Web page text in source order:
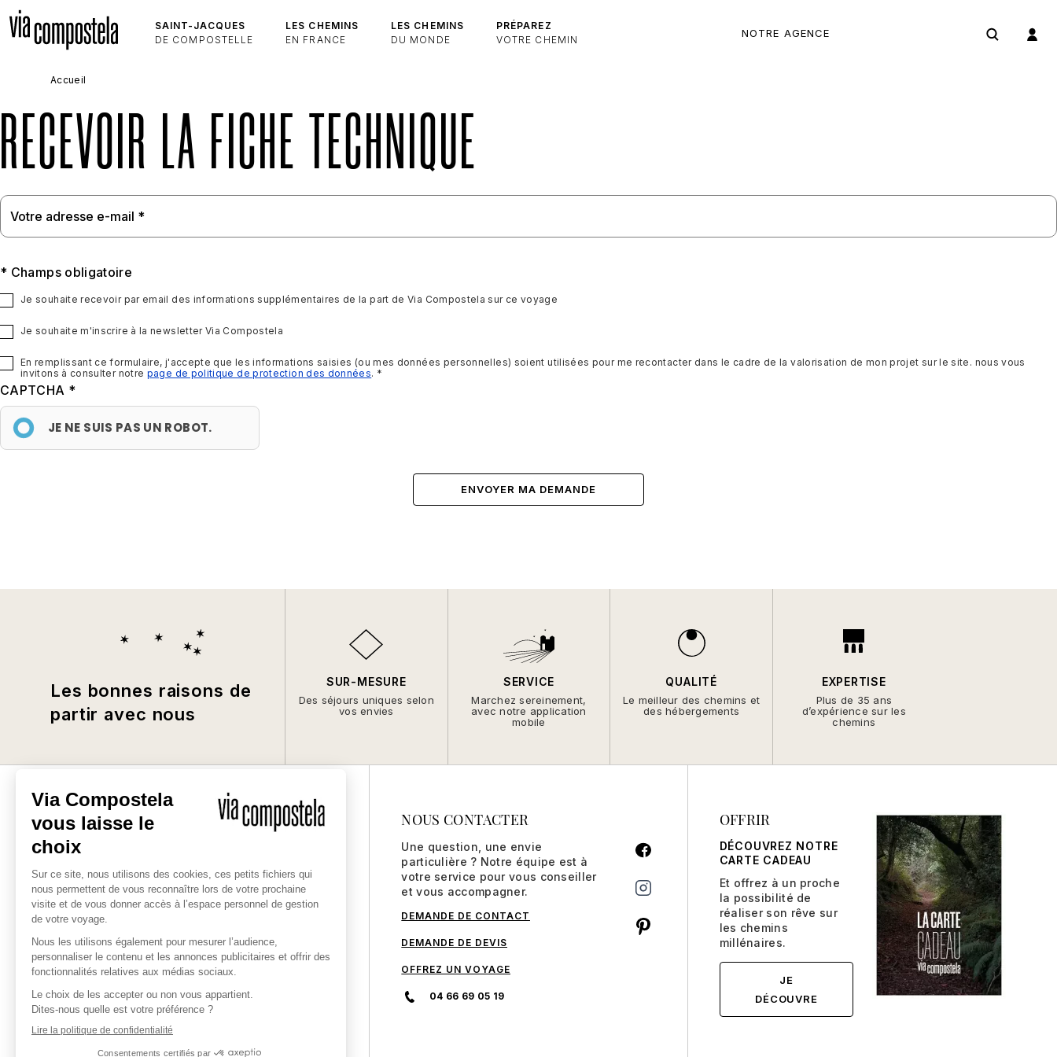
Aller au contenu principal
SAINT-JACQUES
DE COMPOSTELLE
LES CHEMINS
EN FRANCE
LES CHEMINS
DU MONDE
PRÉPAREZ
VOTRE CHEMIN
NOTRE AGENCE
Accueil
RECEVOIR LA FICHE TECHNIQUE
* Champs obligatoire
Je souhaite recevoir par email des informations supplémentaires de la part de Via Compostela sur ce voyage
Je souhaite m'inscrire à la newsletter Via Compostela
En remplissant ce formulaire, j'accepte que les informations saisies (ou mes données personnelles) soient utilisées pour me recontacter dans le cadre de la valorisation de mon projet sur le site. nous vous
invitons à consulter notre page de politique de protection des données.
CAPTCHA
JE NE SUIS PAS UN ROBOT.
Les bonnes raisons de
partir avec nous
SUR-MESURE
Des séjours uniques selon
vos envies
SERVICE
Marchez sereinement,
avec notre application
mobile
QUALITÉ
Le meilleur des chemins et
des hébergements
EXPERTISE
Plus de 35 ans
d’expérience sur les
chemins
L'EXPERT DES CHEMINS SACRÉS
Depuis 1985, nous vous
accompagnons dans la réalisation
des chemins sacrés en France et
autour du monde. Notre entreprise
est engagée pour un tourisme
responsable.
NOUS CONTACTER
Une question, une envie
particulière ? Notre équipe est à
votre service pour vous conseiller
et vous accompagner.
DEMANDE DE CONTACT
DEMANDE DE DEVIS
OFFREZ UN VOYAGE
04 66 69 05 19
OFFRIR
DÉCOUVREZ NOTRE
CARTE CADEAU
Et offrez à un proche
la possibilité de
réaliser son rêve sur
les chemins
millénaires.
JE
DÉCOUVRE